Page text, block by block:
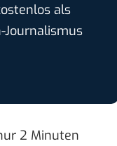
als
Journalismus
2 Minuten